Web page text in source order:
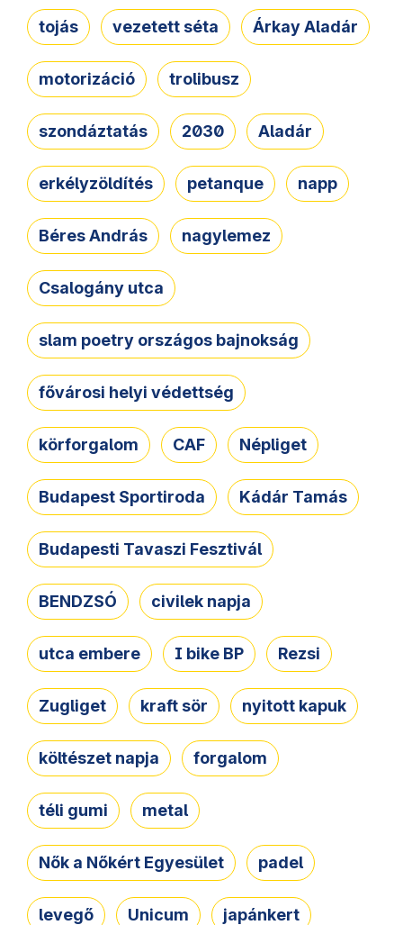
tojás vezetett séta Árkay Aladár
motorizáció trolibusz
szondáztatás 2030 Aladár
erkélyzöldítés petanque napp
Béres András nagylemez
Csalogány utca
slam poetry országos bajnokság
fővárosi helyi védettség
körforgalom CAF Népliget
Budapest Sportiroda Kádár Tamás
Budapesti Tavaszi Fesztivál
BENDZSÓ civilek napja
utca embere I bike BP Rezsi
Zugliget kraft sör nyitott kapuk
költészet napja forgalom
téli gumi metal
Nők a Nőkért Egyesület padel
levegő Unicum japánkert